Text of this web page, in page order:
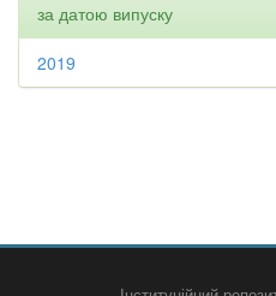
за датою випуску
2019